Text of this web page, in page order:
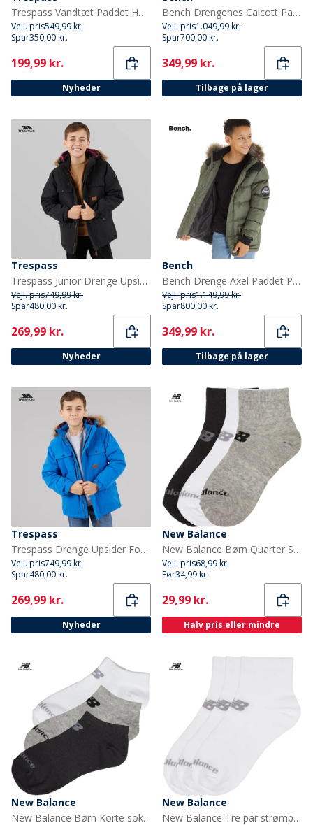
Trespass Vandtæt Paddet Hættejakke til Drenge Figo Sort
Vejl. pris549,99 kr.
Spar350,00 kr.
Current
199,99 kr.
Nyheder
Bench Drengenes Calcott Parka Jakke Sort
Vejl. pris1.049,99 kr.
Spar700,00 kr.
Current
349,99 kr.
Tilbage på lager
Trespass
Trespass Junior Drenge Upsider Isoleret Vandtæt Parka Sort
Vejl. pris749,99 kr.
Spar480,00 kr.
Current
269,99 kr.
Nyheder
Bench
Bench Drenge Axel Paddet Parka Khaki
Vejl. pris1.149,99 kr.
Spar800,00 kr.
Current
349,99 kr.
Tilbage på lager
Trespass
Trespass Drenge Upsider Foret Vandtæt Parka Blå
Vejl. pris749,99 kr.
Spar480,00 kr.
Current
269,99 kr.
Nyheder
New Balance
New Balance Børn Quarter Sokker Flerfarvet
Vejl. pris68,99 kr.
Før34,99 kr.
Current
29,99 kr.
Halv pris eller mindre
New Balance
New Balance Børn Korte sokker Flerfarvet
New Balance
New Balance Tre par strømper til Drenge i kvartlængde hvid